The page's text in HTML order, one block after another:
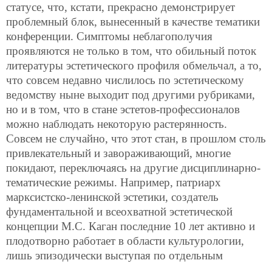
статусе, что, кстати, прекрасно демонстрирует
проблемный блок, вынесенный в качестве тематики
конференции. Симптомы неблагополучия
проявляются не только в том, что обильный поток
литературы эстетического профиля обмельчал, а то,
что совсем недавно числилось по эстетическому
ведомству ныне выходит под другими рубриками,
но и в том, что в стане эстетов-профессионалов
можно наблюдать некоторую растерянность.
Совсем не случайно, что этот стан, в прошлом столь
привлекательный и завораживающий, многие
покидают, переключаясь на другие дисциплинарно-
тематические режимы. Например, патриарх
марксистско-ленинской эстетики, создатель
фундаментальной и всеохватной эстетической
концепции М.С. Каган последние 10 лет активно и
плодотворно работает в области культурологии,
лишь эпизодически выступая по отдельным